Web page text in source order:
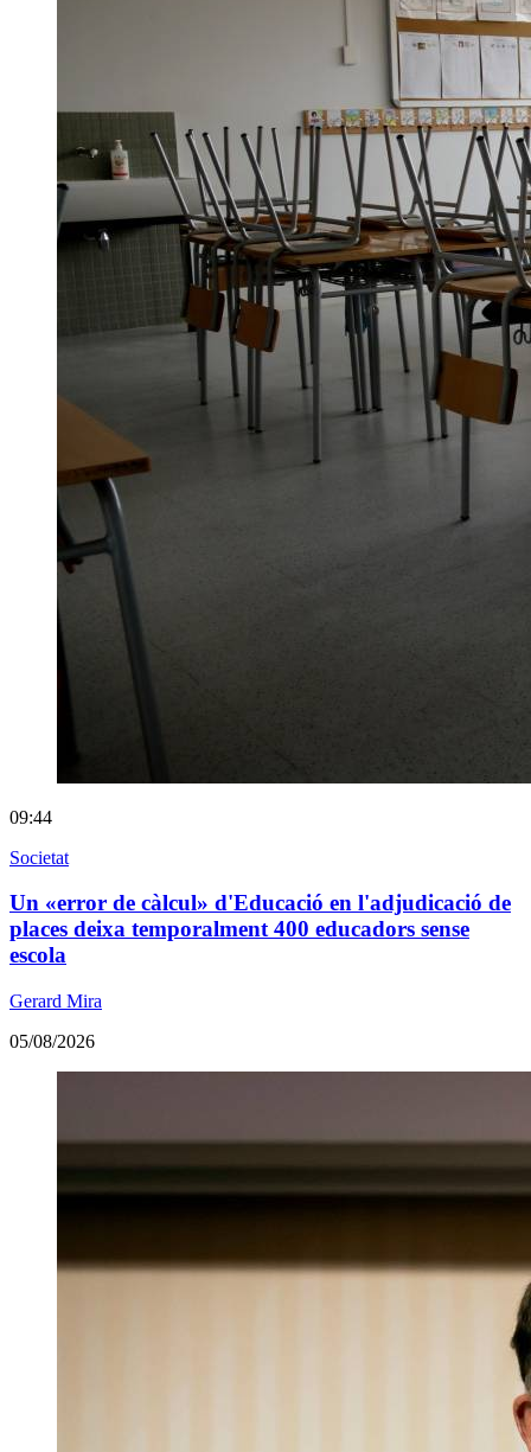
09:44
Societat
Un «error de càlcul» d'Educació en l'adjudicació de
places deixa temporalment 400 educadors sense
escola
Gerard Mira
05/08/2026